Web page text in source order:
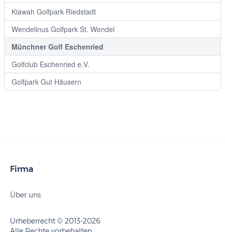
Kiawah Golfpark Riedstadt
Wendelinus Golfpark St. Wendel
Münchner Golf Eschenried
Golfclub Eschenried e.V.
Golfpark Gut Häusern
Firma
Über uns
Urheberrecht © 2013-2026